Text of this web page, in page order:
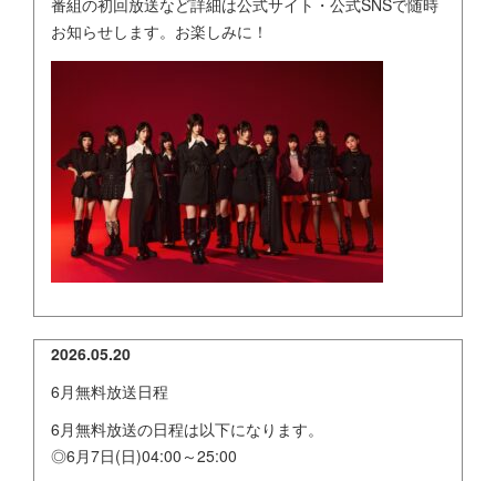
番組の初回放送など詳細は公式サイト・公式SNSで随時
お知らせします。お楽しみに！
2026.05.20
6月無料放送日程
6月無料放送の日程は以下になります。
◎6月7日(日)04:00～25:00